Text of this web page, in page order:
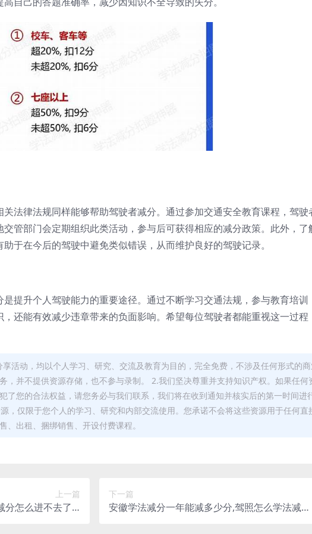
法律法规同样能够帮助驾驶者减分。通过参加交通安全教育课程，驾驶
管部门会定期组织此类活动，参与后可获得相应的减分政策。此外，了
于在今后的驾驶中避免类似错误，从而维护良好的驾驶记录。
提升个人驾驶能力的重要途径。通过不断学习交通法规，参与教育培训
还能有效减少违章带来的负面影响。希望每位驾驶者都能重视这一过程
活动，均以个人学习、研究、交流及教育为目的，完全免费，不涉及任何形式的
，并不提供资源存储，也不参与录制。 2.我们坚决尊重并支持知识产权。如果任何
了您的合法权益，请您务必与我们联系，我们将在收到通知并核实后的第一时间进
，仅限于您个人的学习、研究和内部交流使用。您承诺不会将这些资源用于任何直
、出租、捆绑销售、开设付费课程。
上一篇
分怎么进不去了(2
下一篇
安徽学法减分一年能减多少分,驾照怎么学法减分